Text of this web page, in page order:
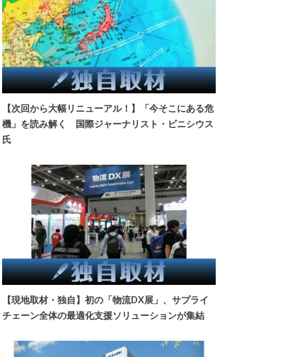
【次回から大幅リニューアル！】「今そこにある危
機」を読み解く 国際ジャーナリスト・ビニシウス
氏
【現地取材・独自】初の「物流DX展」、サプライ
チェーン全体の最適化支援ソリューションが集結